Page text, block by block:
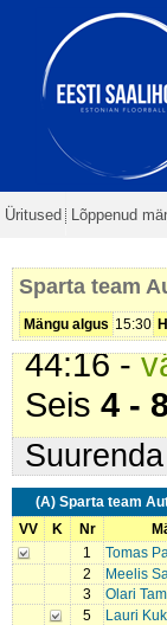
Üritused Lõppenud
Sparta team
Mängu algus 15:30
33:36 -
Paulus.
35:56 -
36:49 -
37:39 -
Lootus
44:16 -
Seis 4 -
Suurenda
(A) Sparta team
VV
K Nr
1
Tomas
2
Meelis
3
Olari
5
Lauri